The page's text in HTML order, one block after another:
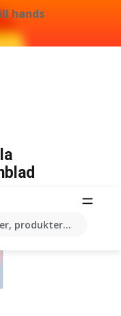
hands
produkter...